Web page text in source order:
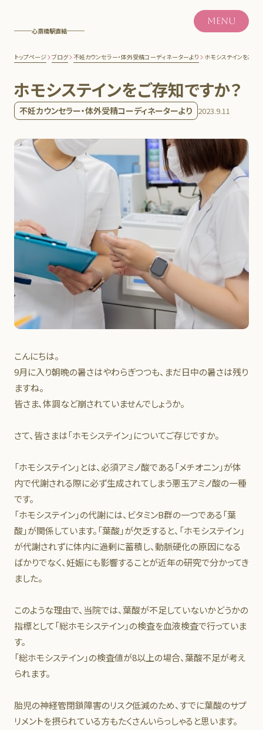
心斎橋駅直結
MENU
トップページ ブログ 不妊カウンセラー・体外受精コーディネーターより ホモシステインをご存
ホモシステインをご存知ですか？
不妊カウンセラー・体外受精コーディネーターより 2023.9.11
こんにちは。
9月に入り朝晩の暑さはやわらぎつつも、まだ日中の暑さは残り
ますね。
皆さま、体調など崩されていませんでしょうか。
さて、皆さまは「ホモシステイン」についてご存じですか。
「ホモシステイン」とは、必須アミノ酸である「メチオニン」が体
内で代謝される際に必ず生成されてしまう悪玉アミノ酸の一種
です。
「ホモシステイン」の代謝には、ビタミンB群の一つである「葉
酸」が関係しています。「葉酸」が欠乏すると、「ホモシステイン」
が代謝されずに体内に過剰に蓄積し、動脈硬化の原因になる
ばかりでなく、妊娠にも影響することが近年の研究で分かってき
ました。
このような理由で、当院では、葉酸が不足していないかどうかの
指標として「総ホモシステイン」の検査を血液検査で行っていま
す。
「総ホモシステイン」の検査値が8以上の場合、葉酸不足が考え
られます。
胎児の神経管閉鎖障害のリスク低減のため、すでに葉酸のサプ
リメントを摂られている方もたくさんいらっしゃると思います。